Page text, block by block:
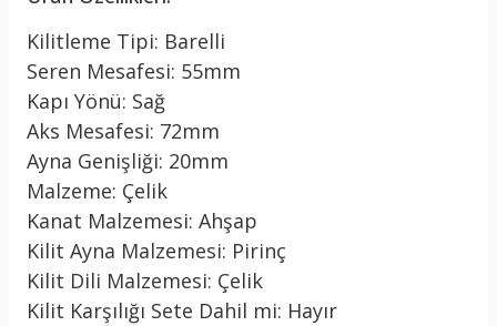
Kilitleme Tipi: Barelli
Seren Mesafesi: 55mm
Kapı Yönü: Sağ
Aks Mesafesi: 72mm
Ayna Genişliği: 20mm
Malzeme: Çelik
Kanat Malzemesi: Ahşap
Kilit Ayna Malzemesi: Pirinç
Kilit Dili Malzemesi: Çelik
Kilit Karşılığı Sete Dahil mi: Hayır